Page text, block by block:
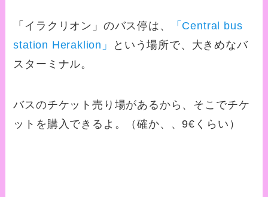
「イラクリオン」のバス停は、
「Central bus
station Heraklion」
という場所で、大きめなバ
スターミナル。
バスのチケット売り場があるから、そこでチケ
ットを購入できるよ。（確か、、9€くらい）